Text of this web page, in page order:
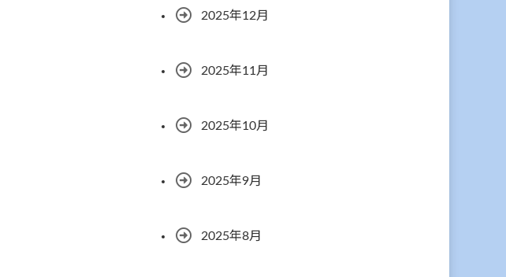
2025年12月
2025年11月
2025年10月
2025年9月
2025年8月